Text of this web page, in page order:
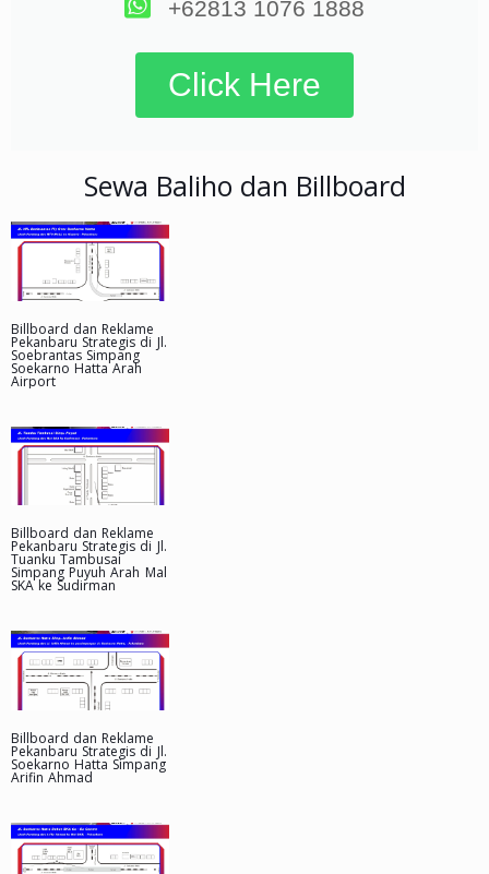
+62813 1076 1888
Click Here
Sewa Baliho dan Billboard
Billboard dan Reklame
Pekanbaru Strategis di Jl.
Soebrantas Simpang
Soekarno Hatta Arah
Airport
Billboard dan Reklame
Pekanbaru Strategis di Jl.
Tuanku Tambusai
Simpang Puyuh Arah Mal
SKA ke Sudirman
Billboard dan Reklame
Pekanbaru Strategis di Jl.
Soekarno Hatta Simpang
Arifin Ahmad